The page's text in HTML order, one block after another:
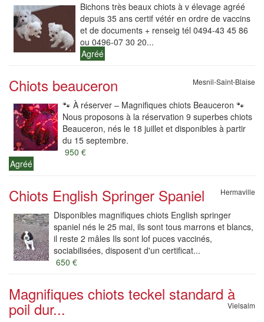
Bichons très beaux chiots à v élevage agréé
depuis 35 ans certif vétér en ordre de vaccins
et de documents + renseig tél 0494-43 45 86
ou 0496-07 30 20...
Agréé
Chiots beauceron Mesnil-Saint-Blaise
🐾 À réserver – Magnifiques chiots Beauceron 🐾
Nous proposons à la réservation 9 superbes chiots
Beauceron, nés le 18 juillet et disponibles à partir
du 15 septembre.
950 €
Agréé
Chiots English Springer Spaniel Hermaville
Disponibles magnifiques chiots English springer
spaniel nés le 25 mai, ils sont tous marrons et blancs,
il reste 2 mâles Ils sont lof puces vaccinés,
sociabilisées, disposent d'un certificat...
650 €
Magnifiques chiots teckel standard à
poil dur... Vielsalm